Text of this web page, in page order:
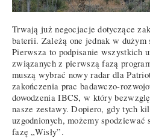
Trwają już negocjacje dotyczące
baterii. Zależą one jednak w
Pierwsza to podpisanie wszystkich
związanych z pierwszą fazą
muszą wybrać nowy radar dla
zakończenia prac badawczo-
dowodzenia IBCS, w który
nasze zestawy. Dopiero, gdy tych
uzgodnionych, możemy
fazę „Wisły”.